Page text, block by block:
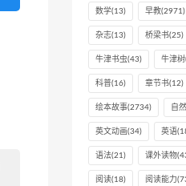
数学(13) 早教(2971)
杂志(13) 桥梁书(25)
牛津书虫(43) 牛津树
科普(16) 章节书(12)
绘本故事(2734) 自然
英文动画(34) 英语
语法(21) 课外读物
阅读(18) 阅读能力